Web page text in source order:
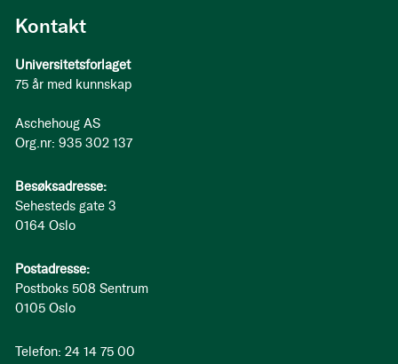
Kontakt
Universitetsforlaget
75 år med kunnskap
Aschehoug AS
Org.nr: 935 302 137
Besøksadresse:
Sehesteds gate 3
0164 Oslo
Postadresse:
Postboks 508 Sentrum
0105 Oslo
Telefon: 24 14 75 00